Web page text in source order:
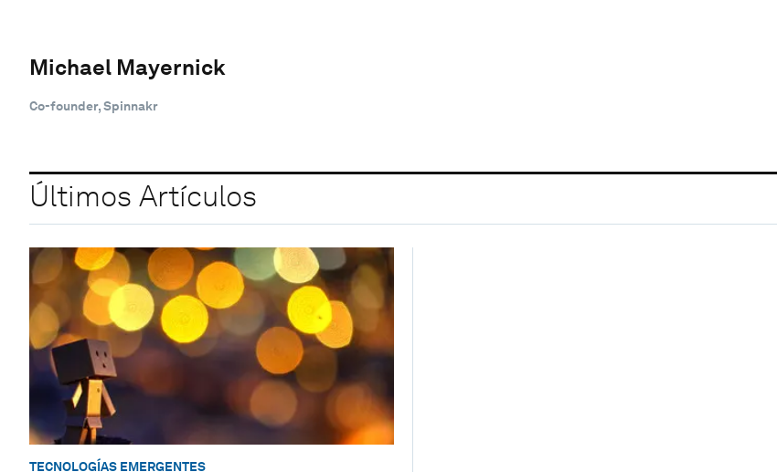
Michael Mayernick
Co-founder, Spinnakr
Últimos Artículos
TECNOLOGÍAS EMERGENTES